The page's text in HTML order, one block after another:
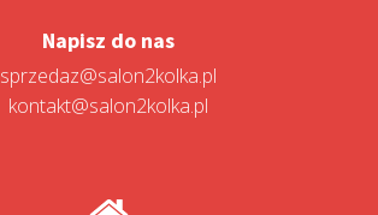
Napisz do nas
sprzedaz@salon2kolka.pl
kontakt@salon2kolka.pl